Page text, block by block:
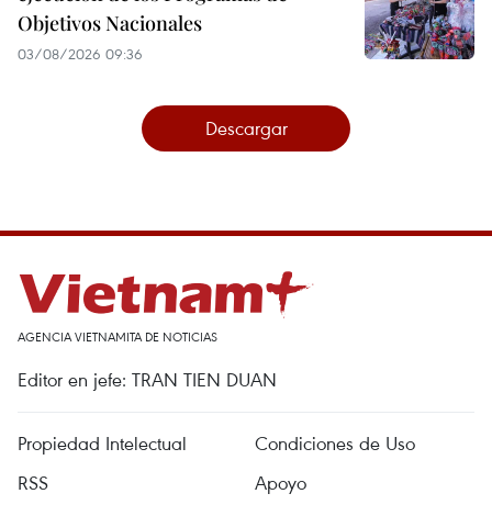
Objetivos Nacionales
03/08/2026 09:36
Descargar
AGENCIA VIETNAMITA DE NOTICIAS
Editor en jefe: TRAN TIEN DUAN
Propiedad Intelectual
Condiciones de Uso
RSS
Apoyo